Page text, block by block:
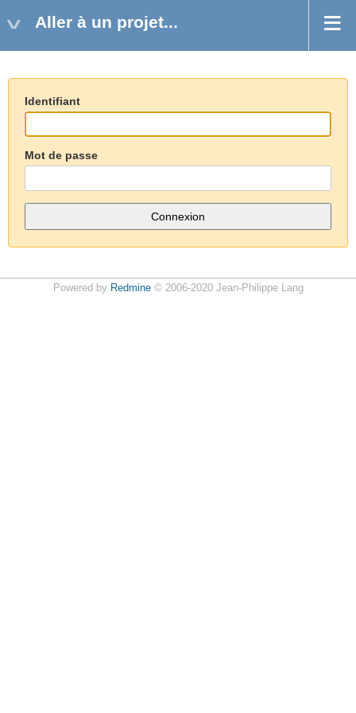
Aller à un projet...
Identifiant
Mot de passe
Powered by Redmine© 2006-2020 Jean-Philippe Lang